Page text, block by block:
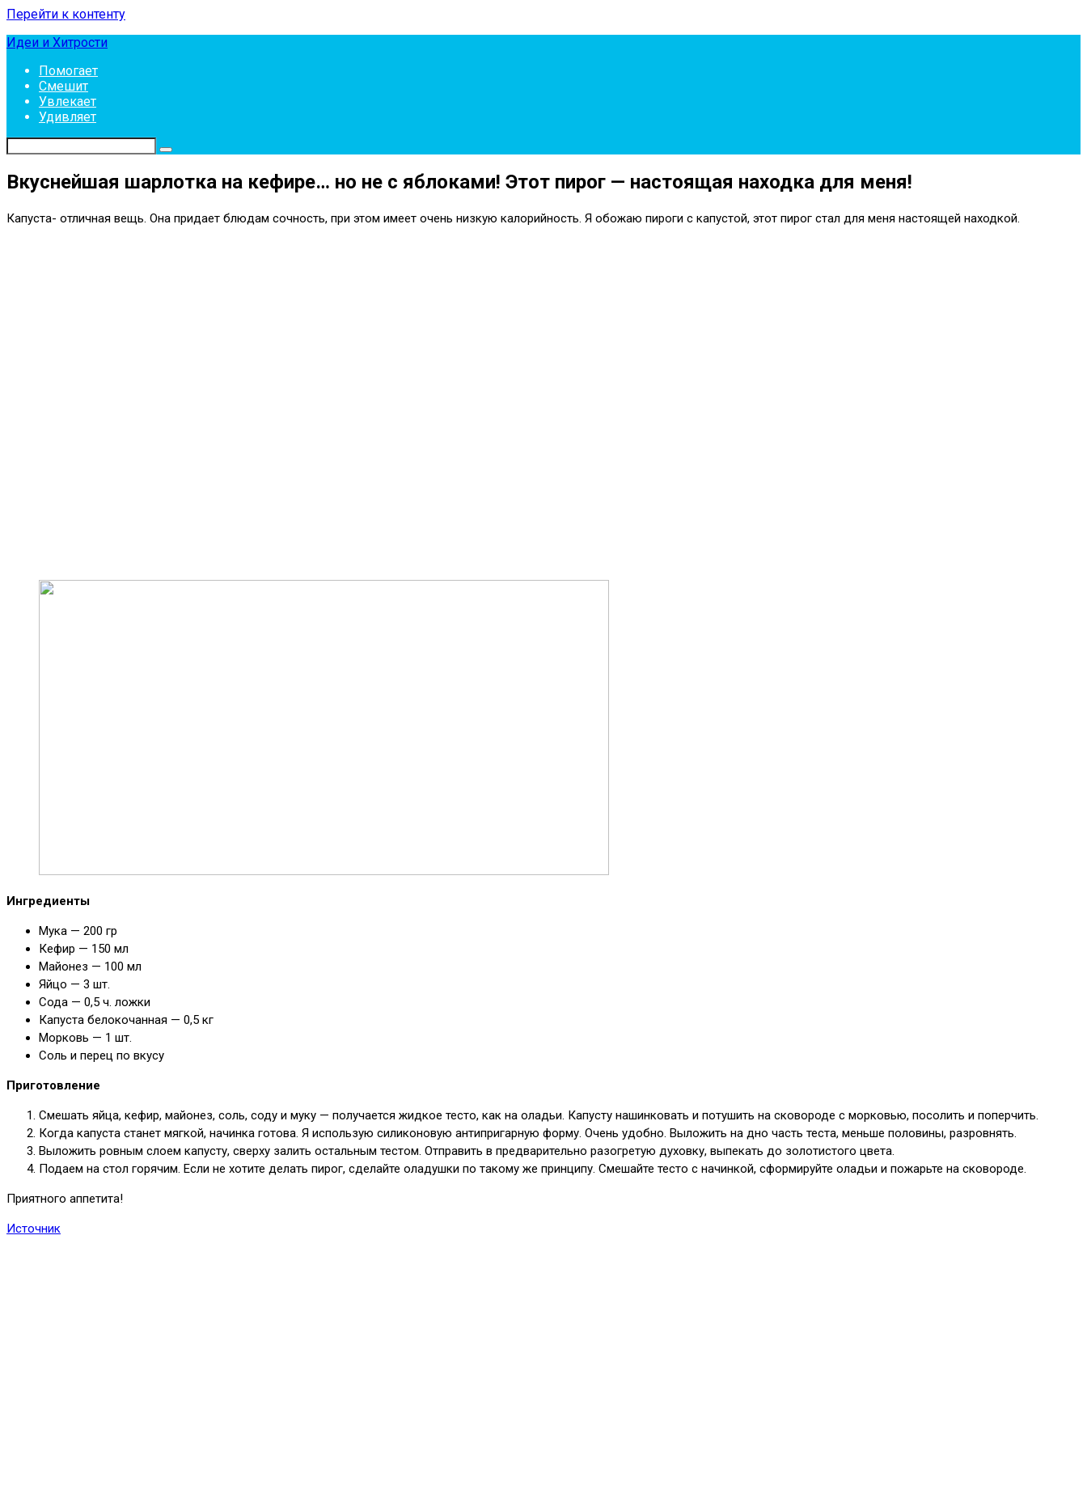
Перейти к контенту
Идеи и Хитрости
Помогает
Смешит
Увлекает
Удивляет
Вкуснейшая шарлотка на кефире… но не с яблоками! Этот пирог — настоящая находка для меня!
Капуста- отличная вещь. Она придает блюдам сочность, при этом имеет очень низкую калорийность. Я обожаю пироги с капустой, этот пирог стал для меня настоящей находкой.
Ингредиенты
Мука — 200 гр
Кефир — 150 мл
Майонез — 100 мл
Яйцо — 3 шт.
Сода — 0,5 ч. ложки
Капуста белокочанная — 0,5 кг
Морковь — 1 шт.
Соль и перец по вкусу
Приготовление
Смешать яйца, кефир, майонез, соль, соду и муку — получается жидкое тесто, как на оладьи. Капусту нашинковать и потушить на сковороде с морковью, посолить и поперчить.
Когда капуста станет мягкой, начинка готова. Я использую силиконовую антипригарную форму. Очень удобно. Выложить на дно часть теста, меньше половины, разровнять.
Выложить ровным слоем капусту, сверху залить остальным тестом. Отправить в предварительно разогретую духовку, выпекать до золотистого цвета.
Подаем на стол горячим. Если не хотите делать пирог, сделайте оладушки по такому же принципу. Смешайте тесто с начинкой, сформируйте оладьи и пожарьте на сковороде.
Приятного аппетита!
Источник